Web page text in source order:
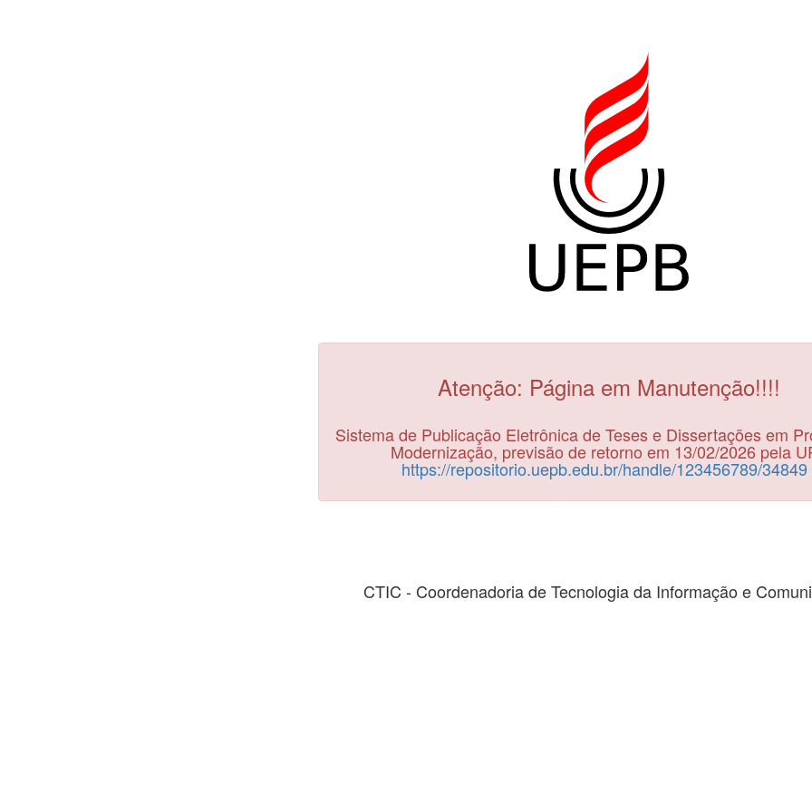
Atenção: Página em Manutenção!!!!
Sistema de Publicação Eletrônica de Teses e Dissertações em
Modernização, previsão de retorno em 13/02/2026 pela
https://repositorio.uepb.edu.br/handle/123456789/34849
CTIC - Coordenadoria de Tecnologia da Informação e